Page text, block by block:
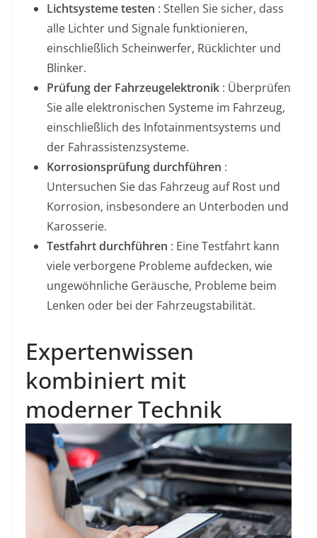
Lichtsysteme testen : Stellen Sie sicher, dass
alle Lichter und Signale funktionieren,
einschließlich Scheinwerfer, Rücklichter und
Blinker.
Prüfung der Fahrzeugelektronik : Überprüfen
Sie alle elektronischen Systeme im Fahrzeug,
einschließlich des Infotainmentsystems und
der Fahrassistenzsysteme.
Korrosionsprüfung durchführen :
Untersuchen Sie das Fahrzeug auf Rost und
Korrosion, insbesondere an Unterboden und
Karosserie.
Testfahrt durchführen : Eine Testfahrt kann
viele verborgene Probleme aufdecken, wie
ungewöhnliche Geräusche, Probleme beim
Lenken oder bei der Fahrzeugstabilität.
Expertenwissen
kombiniert mit
moderner Technik